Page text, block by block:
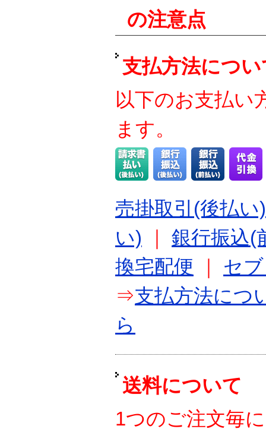
の注意点
支払方法につい
以下のお支払い
ます。
売掛取引(後払い)
い) ｜ 銀行振込(
換宅配便 ｜ セ
⇒支払方法につ
ら
送料について
1つのご注文毎に